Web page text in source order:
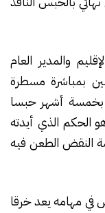
والمدير العام
بمباشرة مسطرة
بخمسة أشهر حبسا
قدرها 1000 درهم، وهو الحكم الذي أيدته
النقض الطعن فيه
في مهامه يعد خرقا